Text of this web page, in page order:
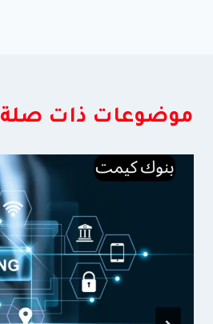
موضوعات ذات صلة